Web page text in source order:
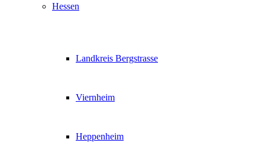
Hessen
Landkreis Bergstrasse
Viernheim
Heppenheim